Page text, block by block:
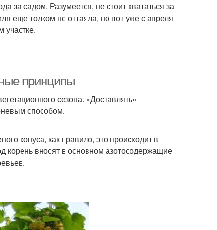
за садом. Разумеется, не стоит хвататься за
еще толком не оттаяла, но вот уже с апреля
участке.
принципы
сезона. «Доставлять»
способом.
конуса, как правило, это происходит в
корень вносят в основном азотосодержащие